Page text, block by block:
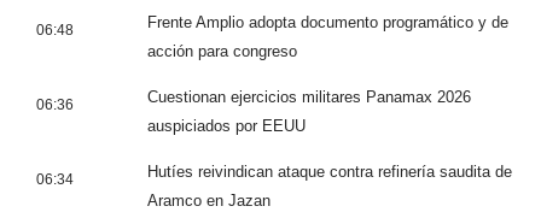
06:48
Frente Amplio adopta documento programático y de
acción para congreso
06:36
Cuestionan ejercicios militares Panamax 2026
auspiciados por EEUU
06:34
Hutíes reivindican ataque contra refinería saudita de
Aramco en Jazan